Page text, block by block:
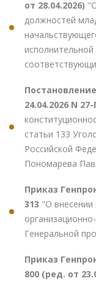
от 28.04.2026)
должностей
24.04.2026 N 27-
статьи 133
Российской
Пономарева
Приказ
313 "О внесении
Генеральной
Приказ
800 (ред. от